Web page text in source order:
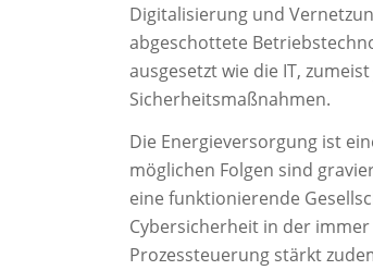
Digitalisierung und
abgeschottete
ausgesetzt wie die IT,
Sicherheitsmaßnahmen.
Die Energieversorgung ist
möglichen Folgen sind
eine funktionierende
Cybersicherheit in der
Prozessteuerung stärkt